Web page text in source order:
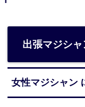
出張マジシ
女性マジシャン